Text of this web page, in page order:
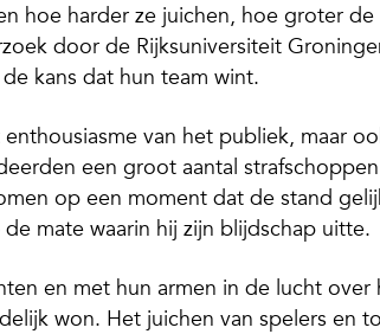
hoe harder ze juichen, hoe groter
door de Rijksuniversiteit
kans dat hun team wint.
van het publiek, maar
een groot aantal
op een moment dat de stand
mate waarin hij zijn blijdschap uitte.
en met hun armen in de lucht
won. Het juichen van spelers en